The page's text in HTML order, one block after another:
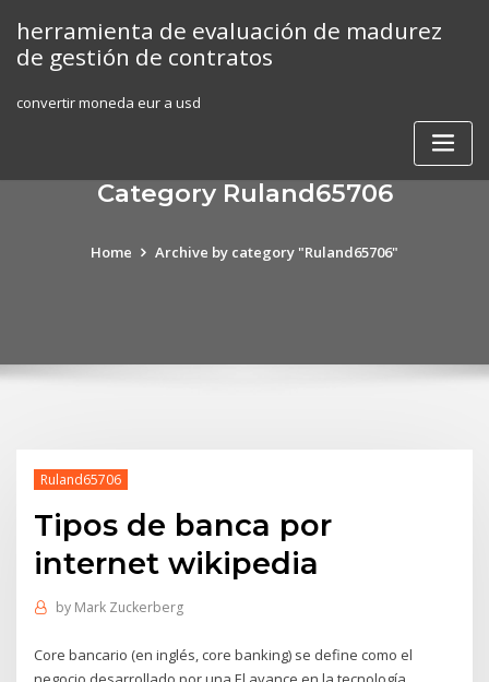
content
herramienta de evaluación de madurez
de gestión de contratos
convertir moneda eur a usd
Category Ruland65706
Home Archive by category "Ruland65706"
Ruland65706
Tipos de banca por
internet wikipedia
by Mark Zuckerberg
Core bancario (en inglés, core banking) se define como el